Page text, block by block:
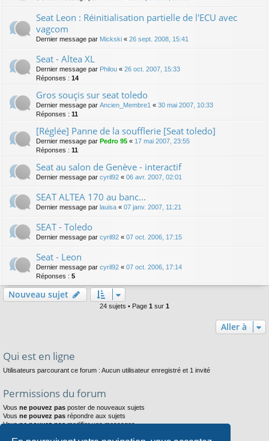
Seat Leon : Réinitialisation partielle de l'ECU avec
vagcom
Dernier message par Mickski « 26 sept. 2008, 15:41
Seat - Altea XL
Dernier message par Philou « 26 oct. 2007, 15:33
Réponses : 14
Gros souçis sur seat toledo
Dernier message par Ancien_Membre1 « 30 mai 2007, 10:33
Réponses : 11
[Réglée] Panne de la soufflerie [Seat toledo]
Dernier message par Pedro 95 « 17 mai 2007, 23:55
Réponses : 11
Seat au salon de Genève - interactif
Dernier message par cyril92 « 06 avr. 2007, 02:01
SEAT ALTEA 170 au banc...
Dernier message par lauisa « 07 janv. 2007, 11:21
SEAT - Toledo
Dernier message par cyril92 « 07 oct. 2006, 17:15
Seat - Leon
Dernier message par cyril92 « 07 oct. 2006, 17:14
Réponses : 5
Nouveau sujet
24 sujets • Page 1 sur 1
Aller à
Qui est en ligne
Utilisateurs parcourant ce forum : Aucun utilisateur enregistré et 1 invité
Permissions du forum
Vous ne pouvez pas poster de nouveaux sujets
Vous ne pouvez pas répondre aux sujets
Vousne pouvez pasmodifier vos messages